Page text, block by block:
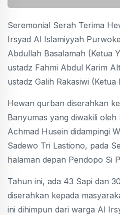
Seremonial Serah Terima
Irsyad Al Islamiyyah
Abdullah Basalamah (Ketua
ustadz Fahmi Abdul Karim
ustadz Galih Rakasiwi (Ketua
Hewan qurban diserahkan
Banyumas yang diwakili oleh
Achmad Husein didampingi
Sadewo Tri Lastiono, pada
halaman depan Pendopo Si
Tahun ini, ada 43 Sapi dan
diserahkan kepada
ini dihimpun dari warga Al